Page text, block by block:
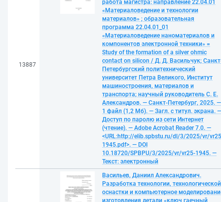
13887
работа магистра: направление 22.04.01
«Материаловедение и технологии
материалов» ; образовательная
программа 22.04.01_01
«Материаловедение наноматериалов и
компонентов электронной техники» =
Study of the formation of a silver ohmic
contact on silicon / Д. Д. Васильчук;
Петербургский политехнический
университет Петра Великого, Институт
машиностроения, материалов и
транспорта; научный руководитель С. Е.
Александров. — Санкт-Петербург, 2025. —
1 файл (1,2 Мб). — Загл. с титул. экрана. —
Доступ по паролю из сети Интернет
(чтение). — Adobe Acrobat Reader 7.0. —
<URL:http://elib.spbstu.ru/dl/3/2025/vr/
1945.pdf>. — DOI
10.18720/SPBPU/3/2025/vr/vr25-1945. —
Текст: электронный
Васильев, Даниил Александрович.
Разработка технологии, технологической
оснастки и компьютерное
изготовления детали «ключ гаечный